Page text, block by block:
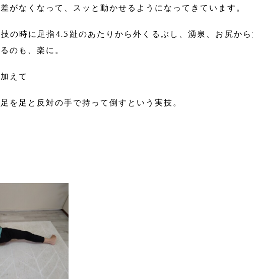
がなくなって、スッと動かせるようになってきています。
の時に足指4.5趾のあたりから外くるぶし、湧泉、お尻か
のも、楽に。
えて
を足と反対の手で持って倒すという実技。